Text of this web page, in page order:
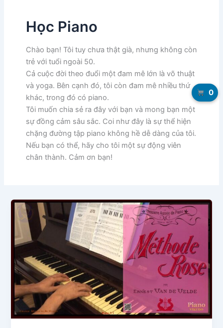
Học Piano
Chào bạn! Tôi tuy chưa thật già, nhưng không còn
trẻ với tuổi ngoài 50.
Cả cuộc đời theo đuổi một đam mê lớn là võ thuật
và yoga. Bên cạnh đó, tôi còn đam mê nhiều thứ
khác, trong đó có piano.
Tôi muốn chia sẻ ra đây với bạn và mong bạn một
sự đồng cảm sâu sắc. Coi như đây là sự thể hiện
chặng đường tập piano không hề dễ dàng của tôi.
Nếu bạn có thể, hãy cho tôi một sự động viên
chân thành. Cảm ơn bạn!
0